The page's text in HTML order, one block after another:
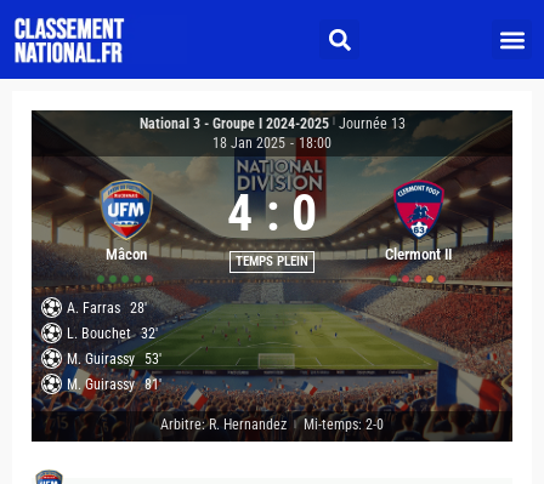
National 3 - Groupe I 2024-2025
Journée 13
18 Jan 2025 - 18:00
Mâcon
4 : 0
TEMPS PLEIN Clermont II
A. Farras 28'
L. Bouchet 32'
M. Guirassy
53'
M. Guirassy 81'
Arbitre: R. Hernandez | Mi-temps: 2-0